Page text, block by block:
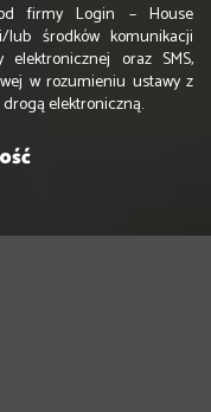
firmy Login – House
środków komunikacji
elektronicznej oraz SMS,
w rozumieniu ustawy z
elektroniczną.